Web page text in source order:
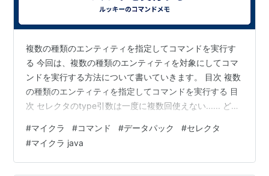
複数の種類のエンティティを指定してコマンドを実行す
る 今回は、複数の種類のエンティティを対象にしてコマ
ンドを実行する方法について書いていきます。 目次 複数
の種類のエンティティを指定してコマンドを実行する 目
次 セレクタのtype引数は一度に複数回使えない...... どう
決策 何度も同じ対象を呼び出す場合 1コマンドで対象を
指定する方法 entity_typesを利用する方法 まとめ セレク
タのtype引数は一度に複数回使えない...... 複数の種類の
#マイクラ #コマンド #データパック #セレクタ
#マイクラ java